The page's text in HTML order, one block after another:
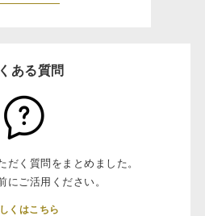
ある質問
だく質問をまとめました。
にご活用ください。
くはこちら